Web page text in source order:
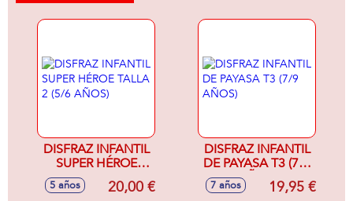
DISFRAZ INFANTIL
SUPER HÉROE
TALLA 2 (5/6
AÑOS)
5 años 20,00 €
DISFRAZ INFANTIL
DE PAYASA T3 (7/9
AÑOS)
7 años 19,95 €